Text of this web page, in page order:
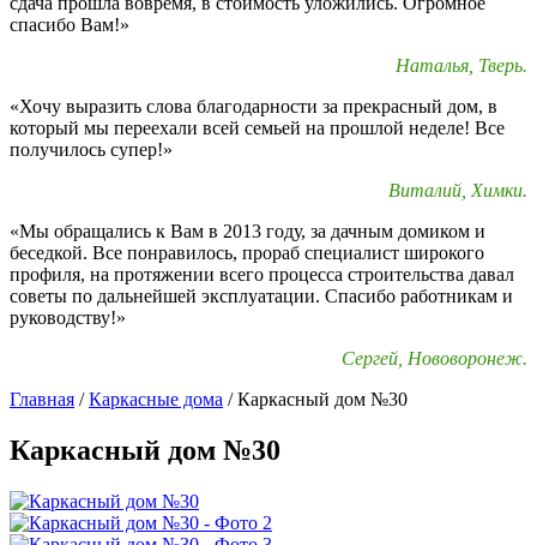
спасибо Вам!»
Наталья, Тверь.
«Хочу выразить слова благодарности за прекрасный дом, в
который мы переехали всей семьей на прошлой неделе! Все
получилось супер!»
Виталий, Химки.
«Мы обращались к Вам в 2013 году, за дачным домиком и
беседкой. Все понравилось, прораб специалист широкого
профиля, на протяжении всего процесса строительства давал
советы по дальнейшей эксплуатации. Спасибо работникам и
руководству!»
Сергей, Нововоронеж.
Главная /Каркасные дома /Каркасный дом №30
Каркасный дом №30